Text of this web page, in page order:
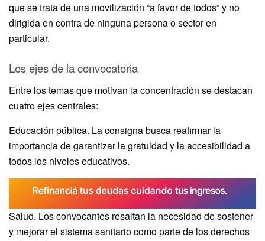
que se trata de una movilización “a favor de todos” y no
dirigida en contra de ninguna persona o sector en
particular.
Los ejes de la convocatoria
Entre los temas que motivan la concentración se destacan
cuatro ejes centrales:
Educación pública. La consigna busca reafirmar la
importancia de garantizar la gratuidad y la accesibilidad a
todos los niveles educativos.
Salud. Los convocantes resaltan la necesidad de sostener
y mejorar el sistema sanitario como parte de los derechos